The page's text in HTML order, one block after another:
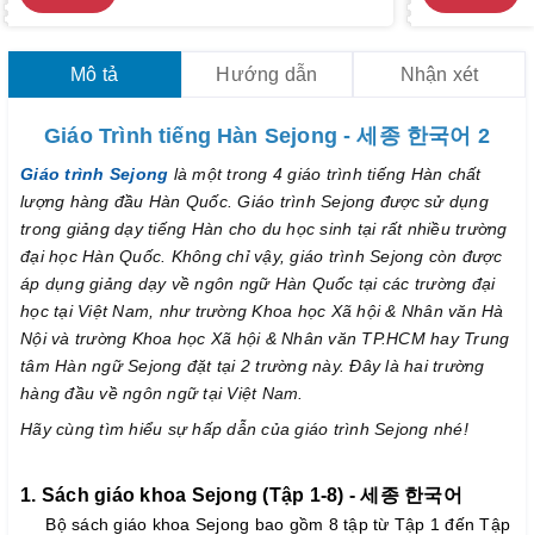
Mô tả Hướng dẫn Nhận xét
Giáo Trình tiếng Hàn Sejong - 세종 한국어 2
Giáo trình Sejong là một trong 4 giáo trình tiếng Hàn chất
lượng hàng đầu Hàn Quốc. Giáo trình Sejong được sử dụng
trong giảng dạy tiếng Hàn cho du học sinh tại rất nhiều trường
đại học Hàn Quốc. Không chỉ vậy, giáo trình Sejong còn được
áp dụng giảng dạy về ngôn ngữ Hàn Quốc tại các trường đại
học tại Việt Nam, như trường Khoa học Xã hội & Nhân văn Hà
Nội và trường Khoa học Xã hội & Nhân văn TP.HCM hay Trung
tâm Hàn ngữ Sejong đặt tại 2 trường này. Đây là hai trường
hàng đầu về ngôn ngữ tại Việt Nam.
Hãy cùng tìm hiểu sự hấp dẫn của giáo trình Sejong nhé!
1. Sách giáo khoa Sejong (Tập 1-8) - 세종 한국어
Bộ sách giáo khoa Sejong bao gồm 8 tập từ Tập 1 đến Tập